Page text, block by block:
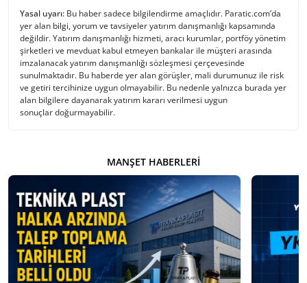
Yasal uyarı: Bu haber sadece bilgilendirme amaçlıdır. Paratic.com’da
yer alan bilgi, yorum ve tavsiyeler yatırım danışmanlığı kapsamında
değildir. Yatırım danışmanlığı hizmeti, aracı kurumlar, portföy yönetim
şirketleri ve mevduat kabul etmeyen bankalar ile müşteri arasında
imzalanacak yatırım danışmanlığı sözleşmesi çerçevesinde
sunulmaktadır. Bu haberde yer alan görüşler, mali durumunuz ile risk
ve getiri tercihinize uygun olmayabilir. Bu nedenle yalnızca burada yer
alan bilgilere dayanarak yatırım kararı verilmesi uygun
sonuçlar doğurmayabilir.
MANŞET HABERLERI